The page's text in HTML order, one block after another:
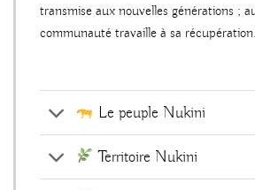
transmise aux nouvelles générations ;
communauté travaille à sa récupération.
Le peuple Nukini
Territoire Nukini